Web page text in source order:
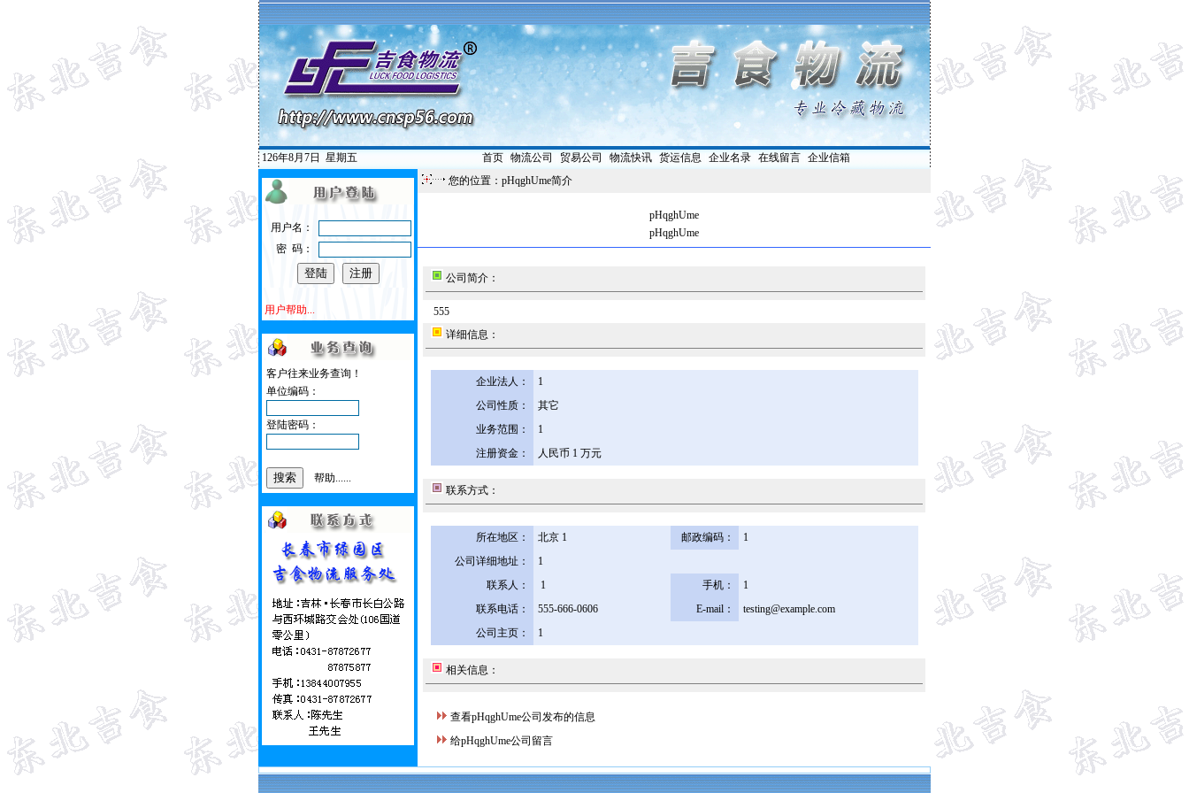
126年8月7日 星期五 首页| 物流公司 贸易公司 物流快讯| 货运信息 企业名录| 在线留言| 企业信箱
用户名：
密 码：
用户帮助...
客户往来业务查询！
单位编码：
登陆密码：
帮助......
您的位置：pHqghUme简介
pHqghUme
pHqghUme
公司简介：
555
详细信息：
企业法人：
1
公司性质：
其它
业务范围：
1
注册资金：
人民币 1 万元
联系方式：
所在地区： 北京 1 邮政编码：
1
公司详细地址：
1
联系人：
1 手机：
1
联系电话：
555-666-0606 E-mail：
testing@example.com
公司主页：
1
相关信息：
查看pHqghUme公司发布的信息
给pHqghUme公司留言